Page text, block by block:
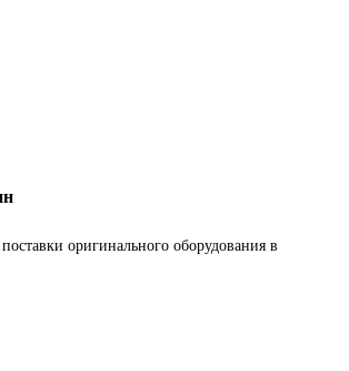
оригинального оборудования в